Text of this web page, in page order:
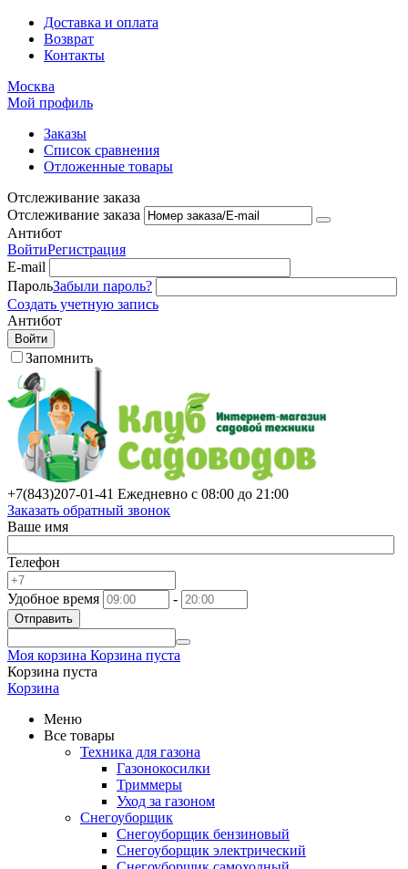
Доставка и оплата
Возврат
Контакты
Москва
Мой профиль
Заказы
Список сравнения
Отложенные товары
Отслеживание заказа
Отслеживание заказа
Антибот
ВойтиРегистрация
E-mail
ПарольЗабыли пароль?
Создать учетную запись
Антибот
Войти
Запомнить
+7(843)207-01-41 Ежедневно с 08:00 до 21:00
Заказать обратный звонок
Ваше имя
Телефон
Удобное время -
Отправить
Моя корзина Корзина пуста
Корзина пуста
Корзина
Меню
Все товары
Техника для газона
Газонокосилки
Триммеры
Уход за газоном
Снегоуборщик
Снегоуборщик бензиновый
Снегоуборщик электрический